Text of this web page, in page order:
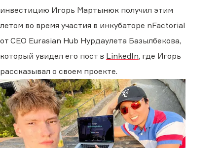
инвестицию Игорь Мартынюк получил этим
летом во время участия в инкубаторе nFactorial
от CEO Eurasian Hub Нурдаулета Базылбекова,
который увидел его пост в LinkedIn, где Игорь
рассказывал о своем проекте.